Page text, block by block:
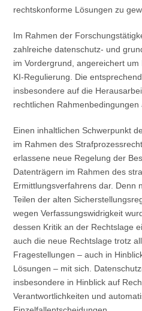
rechtskonforme Lösungen zu
Im Rahmen der
zahlreiche datenschutz- und
im Vordergrund, angereichert
KI-Regulierung. Die
insbesondere auf die
rechtlichen Rahmenbedingungen
Einen inhaltlichen Schwerpunkt
im Rahmen des
erlassene neue Regelung der
Datenträgern im Rahmen des
Ermittlungsverfahrens dar. Denn
Teilen der alten
wegen Verfassungswidrigkeit
dessen Kritik an der Rechtslage
auch die neue Rechtslage trotz
Fragestellungen – auch in
Lösungen – mit sich.
insbesondere in Hinblick auf
Verantwortlichkeiten und